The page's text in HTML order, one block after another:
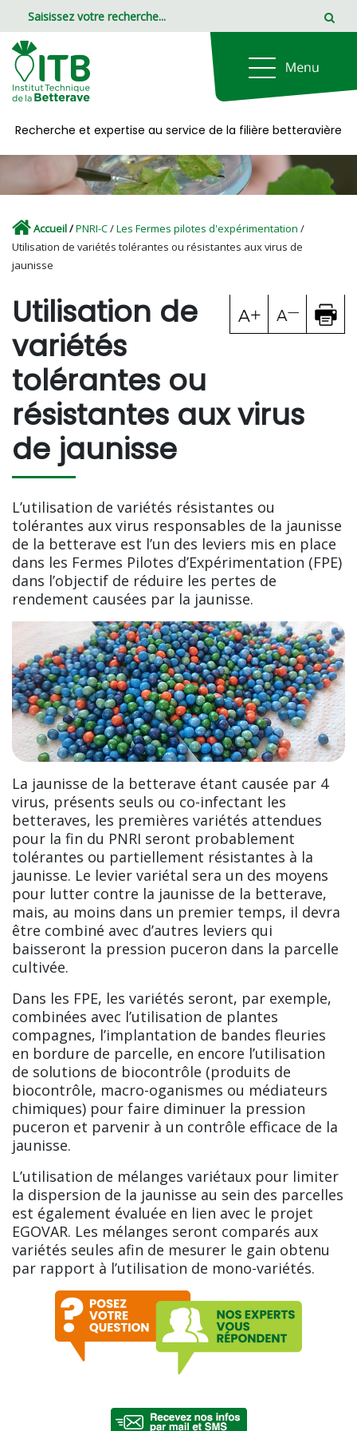
Recherche et expertise au service de la filière betteravière
Accueil/PNRI-C/Les Fermes pilotes d'expérimentation /
Utilisation de variétés tolérantes ou résistantes aux virus de
jaunisse
Utilisation de
variétés
tolérantes ou
résistantes aux virus
de jaunisse
L’utilisation de variétés résistantes ou
tolérantes aux virus responsables de la jaunisse
de la betterave est l’un des leviers mis en place
dans les Fermes Pilotes d’Expérimentation (FPE)
dans l’objectif de réduire les pertes de
rendement causées par la jaunisse.
La jaunisse de la betterave étant causée par 4
virus, présents seuls ou co-infectant les
betteraves, les premières variétés attendues
pour la fin du PNRI seront probablement
tolérantes ou partiellement résistantes à la
jaunisse. Le levier variétal sera un des moyens
pour lutter contre la jaunisse de la betterave,
mais, au moins dans un premier temps, il devra
être combiné avec d’autres leviers qui
baisseront la pression puceron dans la parcelle
cultivée.
Dans les FPE, les variétés seront, par exemple,
combinées avec l’utilisation de plantes
compagnes, l’implantation de bandes fleuries
en bordure de parcelle, en encore l’utilisation
de solutions de biocontrôle (produits de
biocontrôle, macro-oganismes ou médiateurs
chimiques) pour faire diminuer la pression
puceron et parvenir à un contrôle efficace de la
jaunisse.
L’utilisation de mélanges variétaux pour limiter
la dispersion de la jaunisse au sein des parcelles
est également évaluée en lien avec le projet
EGOVAR. Les mélanges seront comparés aux
variétés seules afin de mesurer le gain obtenu
par rapport à l’utilisation de mono-variétés.
Panneau de gestion des cookies